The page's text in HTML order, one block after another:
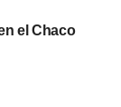
el Chaco